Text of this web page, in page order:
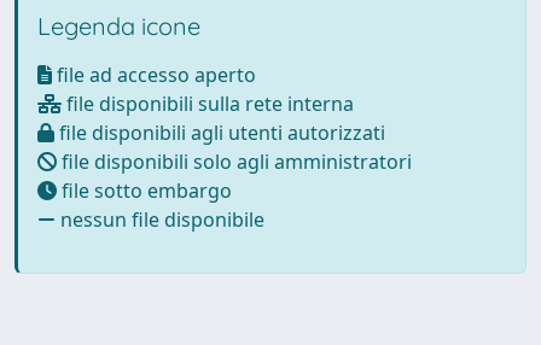
Legenda icone
file ad accesso aperto
file disponibili sulla rete interna
file disponibili agli utenti autorizzati
file disponibili solo agli amministratori
file sotto embargo
nessun file disponibile